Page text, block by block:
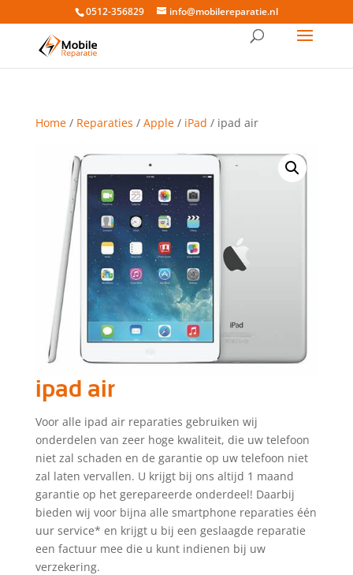
0512-356829 info@mobilereparatie.nl
Home/ Reparaties / Apple/ iPad / ipad air
ipad air
Voor alle ipad air reparaties gebruiken wij
onderdelen van zeer hoge kwaliteit, die uw telefoon
niet zal schaden en de garantie op uw telefoon niet
zal laten vervallen. U krijgt bij ons altijd 1 maand
garantie op het gerepareerde onderdeel! Daarbij
bieden wij voor bijna alle smartphone reparaties één
uur service* en krijgt u bij een geslaagde reparatie
een factuur mee die u kunt indienen bij uw
verzekering.